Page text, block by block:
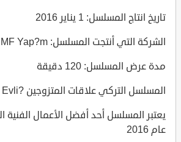
تاريخ انتاج المسلسل: 1 يناير 2016
الشركة التي أنتجت المسلسل: MF Yap?m
مدة عرض المسلسل: 120 دقيقة
المسلسل التركي علاقات المتزوجين ?li?ki Durumu Evli
يعتبر المسلسل أحد أفضل الأعمال الفنية
عام 2016